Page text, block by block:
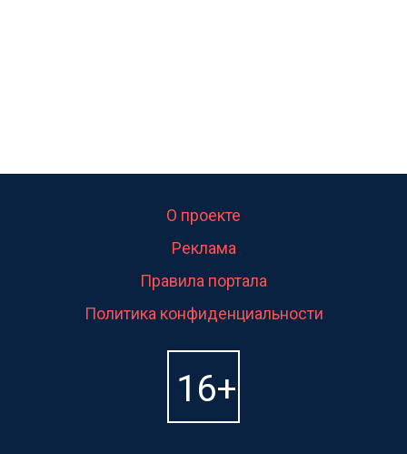
О проекте
Реклама
Правила портала
Политика конфиденциальности